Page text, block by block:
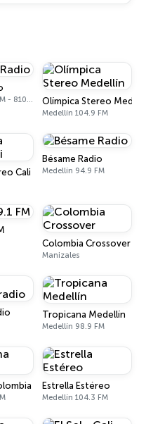
Bogotá 100.9 FM - 810 AM Olímpica Stereo
Medellín 104.9 FM
Cali
Bésame Radio
Medellín 94.9 FM
Colombia Crossover
Manizales
Tropicana Medellín
Medellín 98.9 FM
Estrella Estéreo
Medellín 104.3 FM